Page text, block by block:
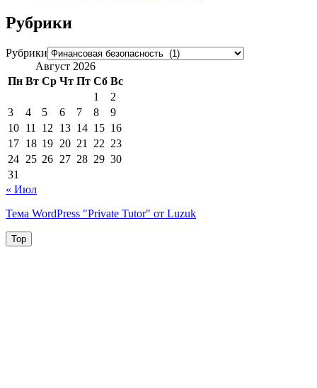
Рубрики
Рубрики
Август 2026
Пн Вт Ср Чт Пт Сб Вс
1
2
3
4 5 6 7 8
9
10 11 12 13 14 15 16
17 18 19 20 21 22 23
24 25 26 27 28 29 30
31
« Июл
Тема WordPress "Private Tutor" от Luzuk
Top